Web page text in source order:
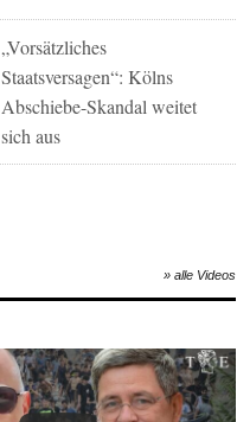
„Vorsätzliches
Staatsversagen“: Kölns
Abschiebe-Skandal weitet
sich aus
» alle Videos